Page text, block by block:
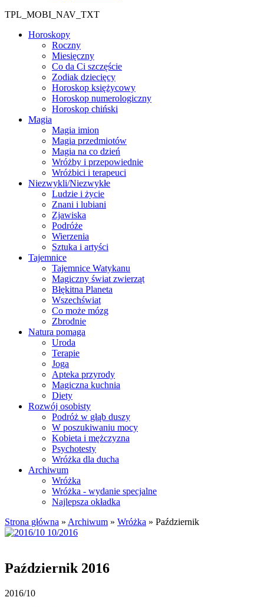
TPL_MOBI_NAV_TXT
Horoskopy
Roczny
Miesięczny
Co da Ci szczęście
Zodiak dziecięcy
Horoskop księżycowy
Horoskop numerologiczny
Horoskop chiński
Magia
Magia imion
Magia przedmiotów
Magia na co dzień
Wróżby i przepowiednie
Wróżbici i terapeuci
Niezwykli/Niezwykłe
Ludzie i życie
Znani i lubiani
Zjawiska
Podróże
Wierzenia
Sztuka i artyści
Tajemnice
Tajemnice Watykanu
Magiczny świat zwierząt
Błękitna Planeta
Wszechświat
Co może mózg
Zbrodnie
Natura pomaga
Uroda
Terapie
Joga
Apteka przyrody
Magiczna kuchnia
Diety
Rozwój osobisty
Podróż w głąb duszy
W poszukiwaniu mocy
Kobieta i mężczyzna
Psychotesty
Wróżka dla ducha
Archiwum
Wróżka
Wróżka - wydanie specjalne
Najlepsza okładka
Strona główna » Archiwum » Wróżka » Październik
Październik 2016
2016/10